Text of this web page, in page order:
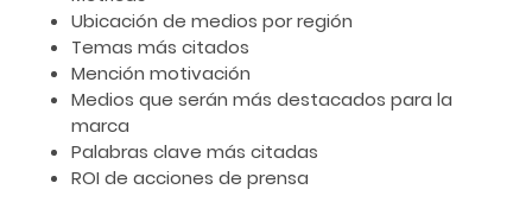
Ubicación de medios por región
Temas más citados
Mención motivación
Medios que serán más destacados para la
marca
Palabras clave más citadas
ROI de acciones de prensa